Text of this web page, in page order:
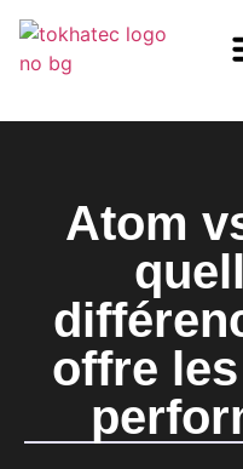
Atom
offre